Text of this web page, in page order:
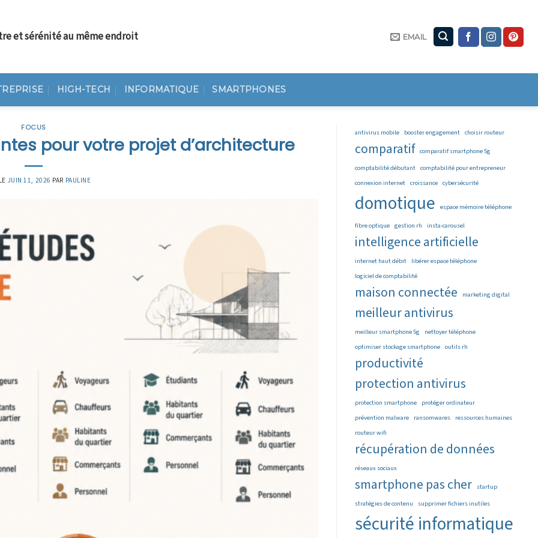
et sérénité au même endroit EMAIL
HIGH-TECH INFORMATIQUE SMARTPHONES
FOCUS
pour votre projet d’architecture
JUIN 11, 2026 PAR PAULINE
antivirus mobile booster engagement choisir routeur
comparatif comparatif smartphone 5g
comptabilité débutant comptabilité pour entrepreneur
connexion internet croissance cybersécurité
domotique espace mémoire téléphone
fibre optique gestion rh insta-carousel
intelligence artificielle
internet haut débit libérer espace téléphone
logiciel de comptabilité
maison connectée marketing digital
meilleur antivirus
meilleur smartphone 5g
nettoyer téléphone
optimiser stockage smartphone outils rh
productivité
protection antivirus
protection smartphone protéger ordinateur
prévention malware ransomwares ressources humaines
routeur wifi
récupération de données
réseaux sociaux
smartphone pas cher startup
stratégies de contenu
supprimer fichiers inutiles
sécurité informatique